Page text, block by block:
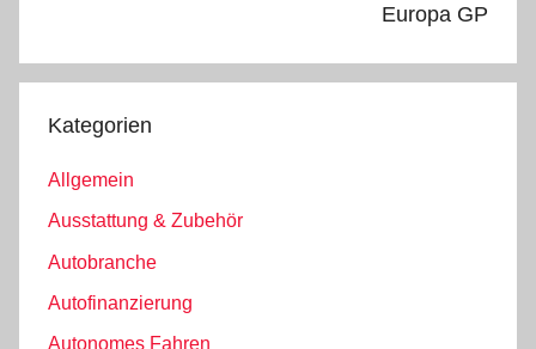
Europa GP
Kategorien
Allgemein
Ausstattung & Zubehör
Autobranche
Autofinanzierung
Autonomes Fahren